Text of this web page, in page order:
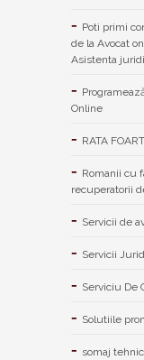
Poti primi
de la Avocat
Asistenta
Online
RATA
Romanii cu
recuperatorii
Servicii de
Servicii
Serviciu De
Solutiile
somaj